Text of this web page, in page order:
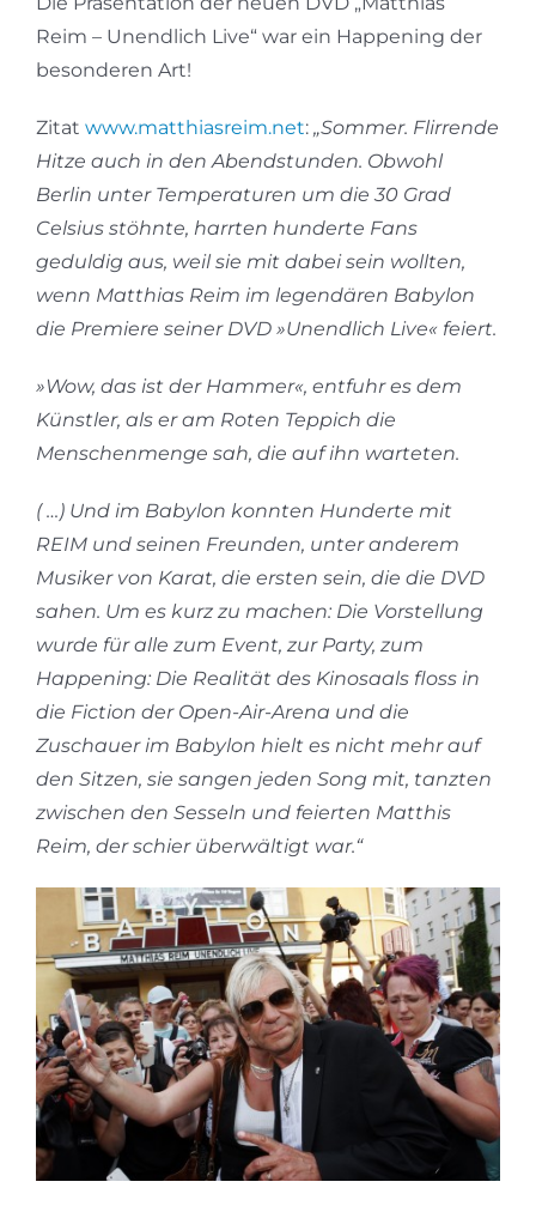
Reim – Unendlich Live“ war ein Happening der
besonderen Art!
Zitat www.matthiasreim.net: „Sommer. Flirrende
Hitze auch in den Abendstunden. Obwohl
Berlin unter Temperaturen um die 30 Grad
Celsius stöhnte, harrten hunderte Fans
geduldig aus, weil sie mit dabei sein wollten,
wenn Matthias Reim im legendären Babylon
die Premiere seiner DVD »Unendlich Live« feiert.
»Wow, das ist der Hammer«, entfuhr es dem
Künstler, als er am Roten Teppich die
Menschenmenge sah, die auf ihn warteten.
( …) Und im Babylon konnten Hunderte mit
REIM und seinen Freunden, unter anderem
Musiker von Karat, die ersten sein, die die DVD
sahen. Um es kurz zu machen: Die Vorstellung
wurde für alle zum Event, zur Party, zum
Happening: Die Realität des Kinosaals floss in
die Fiction der Open-Air-Arena und die
Zuschauer im Babylon hielt es nicht mehr auf
den Sitzen, sie sangen jeden Song mit, tanzten
zwischen den Sesseln und feierten Matthis
Reim, der schier überwältigt war.“